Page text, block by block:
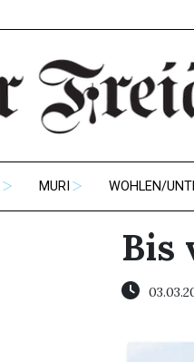
MURI WOHLEN/
Bis